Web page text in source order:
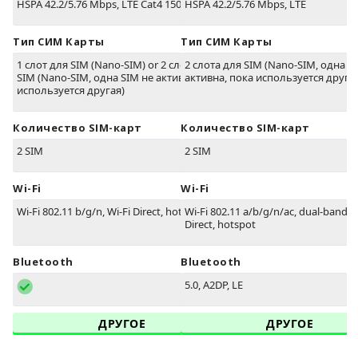
HSPA 42.2/5.76 Mbps, LTE Cat4 150/50 Mbps
Тип СИМ Карты
1 слот для SIM (Nano-SIM) or 2 слота для
SIM (Nano-SIM, одна SIM не активна, пока
используется другая)
Количество SIM-карт
2 SIM
Wi-Fi
Wi-Fi 802.11 b/g/n, Wi-Fi Direct, hotspot
Bluetooth
ДРУГОЕ
HSPA 42.2/5.76 Mbps, LTE
Тип СИМ Карты
2 слота для SIM (Nano-SIM, одна
активна, пока используется
Количество SIM-карт
2 SIM
Wi-Fi
Wi-Fi 802.11 a/b/g/n/ac, dual-band,
Direct, hotspot
Bluetooth
5.0, A2DP, LE
ДРУГОЕ